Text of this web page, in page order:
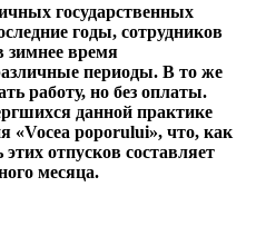
государственных
годы, сотрудников
зимнее время
периоды. В то же
работу, но без оплаты.
данной практике
«Vocea poporului», что, как
отпусков составляет
месяца.